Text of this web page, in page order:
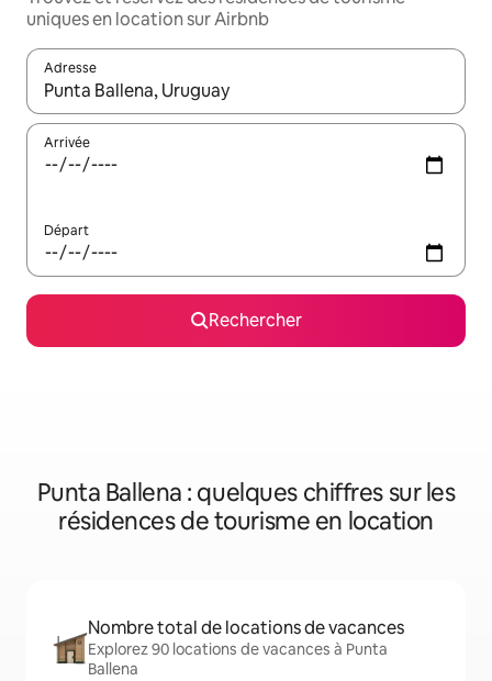
uniques en location sur Airbnb
Adresse
Lorsque les résultats s'affichent, utilisez les flèches vers le
Arrivée
Départ
Rechercher
Punta Ballena : quelques chiffres sur les
résidences de tourisme en location
Nombre total de locations de vacances
Explorez 90 locations de vacances à Punta
Ballena